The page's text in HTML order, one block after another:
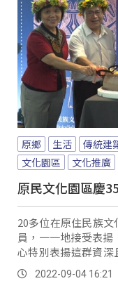
原鄉 生活 傳統建
文化園區
文化推廣
原民文化園區慶
20多位在原住民族
員，一一地接受表
心特別表揚這群資深
文化園區內的默默付
2022-09-04 16:21